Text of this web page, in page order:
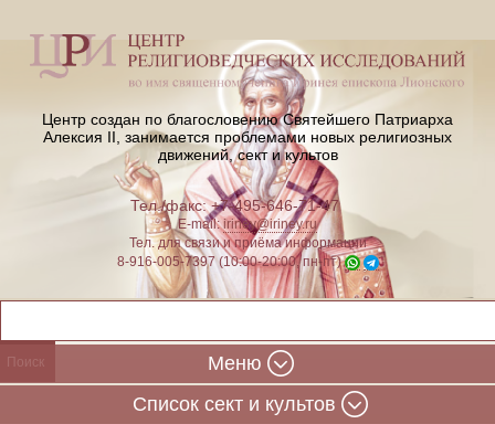
Центр создан по благословению Святейшего Патриарха
Алексия II, занимается проблемами новых религиозных
движений, сект и культов
Тел./факс: +7-495-646-71-47
E-mail:iriney@iriney.ru
Тел. для связи и приёма информации
8-916-005-7397 (10:00-20:00, пн-пт)
Меню
Cписок сект и культов